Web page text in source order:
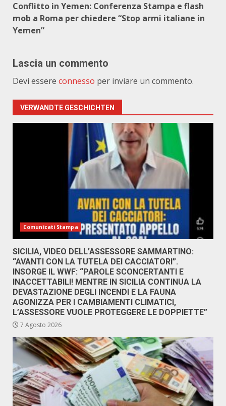
Conflitto in Yemen: Conferenza Stampa e flash
mob a Roma per chiedere “Stop armi italiane in
Yemen”
Lascia un commento
Devi essere connesso per inviare un commento.
VERWANDTE GESCHICHTEN
Comunicati Stampa
SICILIA, VIDEO DELL’ASSESSORE SAMMARTINO:
“AVANTI CON LA TUTELA DEI CACCIATORI”.
INSORGE IL WWF: “PAROLE SCONCERTANTI E
INACCETTABILI! MENTRE IN SICILIA CONTINUA LA
DEVASTAZIONE DEGLI INCENDI E LA FAUNA
AGONIZZA PER I CAMBIAMENTI CLIMATICI,
L’ASSESSORE VUOLE PROTEGGERE LE DOPPIETTE”
7 Agosto 2026